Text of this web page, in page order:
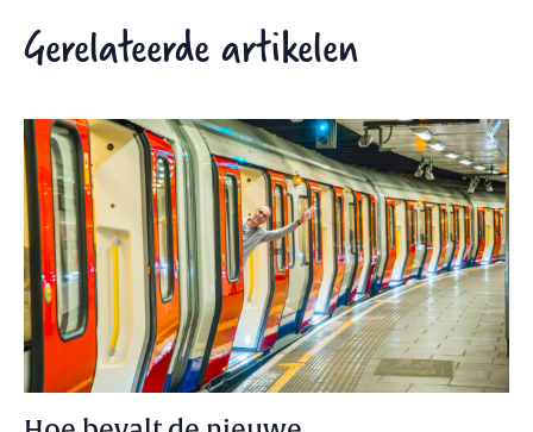
Gerelateerde artikelen